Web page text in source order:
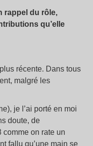
rappel du rôle,
qu’elle
récente. Dans tous
malgré les
je l’ai porté en moi
doute, de
comme on rate un
fallu qu’une main se